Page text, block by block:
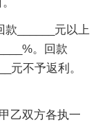
款______元以上
。回款
元不予返利。
乙双方各执一